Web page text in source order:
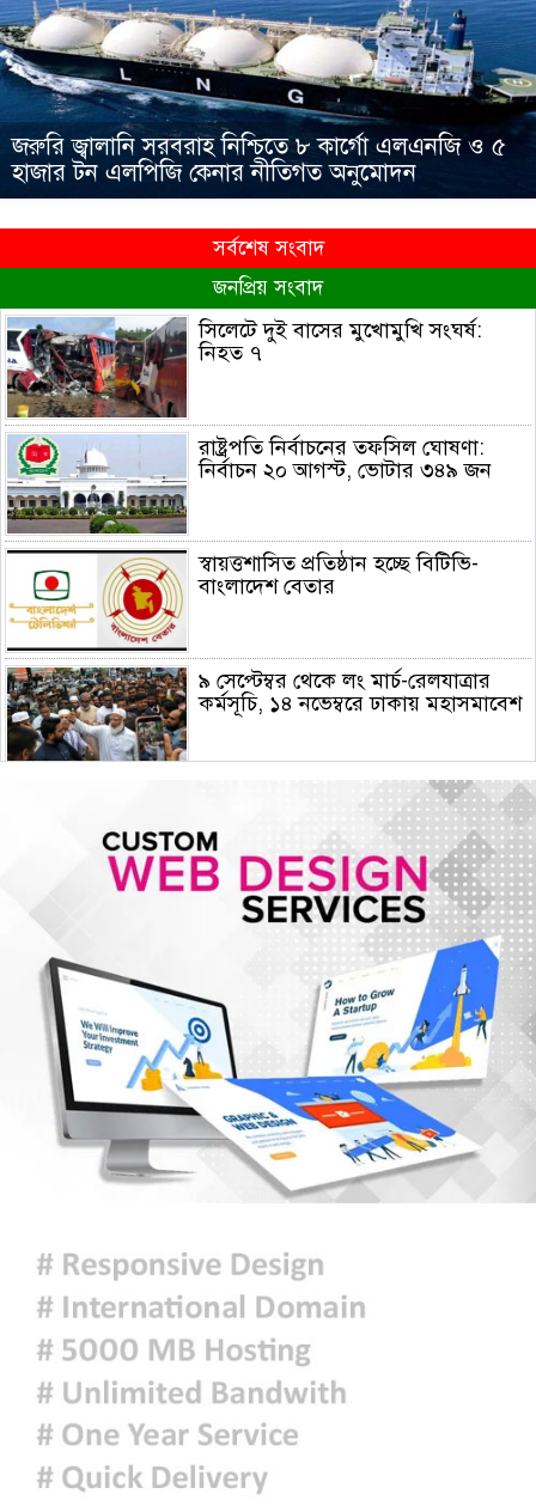
জরুরি জ্বালানি সরবরাহ নিশ্চিতে ৮ কার্গো এলএনজি ও ৫
হাজার টন এলপিজি কেনার নীতিগত অনুমোদন
সর্বশেষ সংবাদ
জনপ্রিয় সংবাদ
সিলেটে দুই বাসের মুখোমুখি সংঘর্ষ:
নিহত ৭
রাষ্ট্রপতি নির্বাচনের তফসিল ঘোষণা:
নির্বাচন ২০ আগস্ট, ভোটার ৩৪৯ জন
স্বায়ত্তশাসিত প্রতিষ্ঠান হচ্ছে বিটিভি-
বাংলাদেশ বেতার
৯ সেপ্টেম্বর থেকে লং মার্চ-রেলযাত্রার
কর্মসূচি, ১৪ নভেম্বরে ঢাকায় মহাসমাবেশ
হরমুজে নতুন নৌপথে ওমানের সঙ্গে
জরুরি জ্বালানি সরবরাহ নিশ্চিতে ৮ কার্গো
এলএনজি ও ৫ হাজার টন এলপিজি
কেনার নীতিগত অনুমোদন
নদী দূষণ রোধে সমন্বিত পদক্ষেপ গ্রহণে
অবহেলার কোনো সুযোগ নেই : প্রধানমন্ত্রী
ঢাকা সহ ৭ অঞ্চলে দমকা বা ঝড়ো
হাওয়াসহ বৃষ্টি কিংবা বজ্রসহ বৃষ্টি হতে
আজকের রাশিফল
হাসিনাকে বক্তব্যের সুযোগ দিয়ে জুলাই
শহীদদের অসম্মান করেছে ভারত: রিজভী